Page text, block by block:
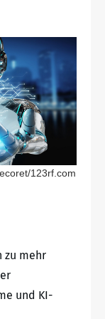
123rf.com
zu mehr
und KI-